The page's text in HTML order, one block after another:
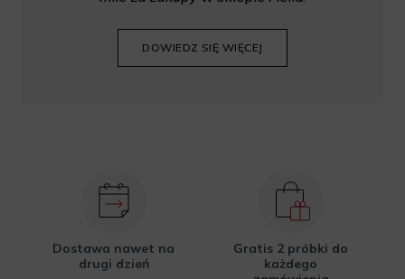
DOWIEDZ SIĘ WIĘCEJ
Dostawa nawet na
drugi dzień
Gratis 2 próbki do
każdego